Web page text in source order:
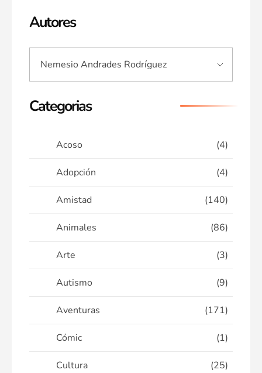
Autores
Categorias
Acoso (4)
Adopción (4)
Amistad (140)
Animales (86)
Arte (3)
Autismo (9)
Aventuras (171)
Cómic (1)
Cultura (25)